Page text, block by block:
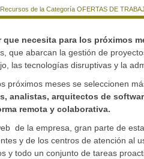
Recursos de la Categoría OFERTAS DE
necesita para los próximos
que abarcan la gestión de
las tecnologías disruptivas y la
próximos meses se seleccionen
analistas, arquitectos de
remota y colaborativa.
de la empresa, gran parte de
y de los centros de atención al
y todo un conjunto de tareas